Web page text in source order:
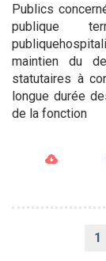
Publics
publique
maintien du
statutaires à
longue durée
de la fonction
1